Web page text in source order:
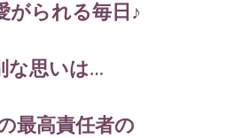
がられる毎日♪
な思いは…
最高責任者の